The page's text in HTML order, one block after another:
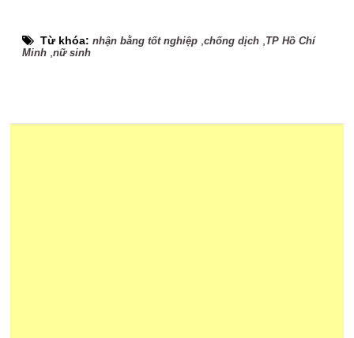
Từ khóa:nhận bằng tốt nghiệp ,chống dịch TP Hồ Chí
Minh ,nữ sinh